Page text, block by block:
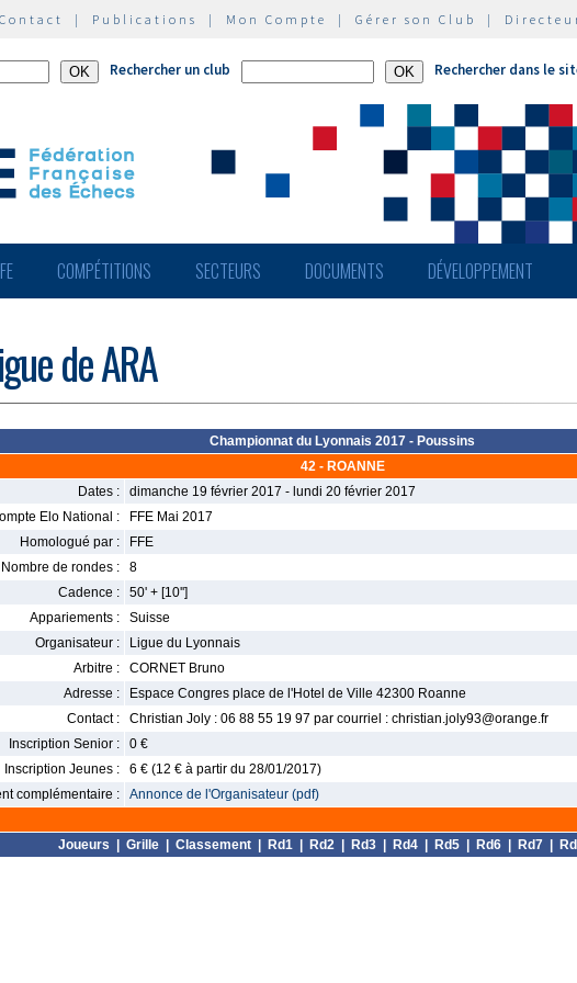
Contact | Publications | Mon Compte | Gérer son Club |
Rechercher un club Rechercher dans le
COMPÉTITIONS SECTEURS DOCUMENTS DÉVELOPPEMENT
de ARA
Championnat du Lyonnais 2017 - Poussins
42 - ROANNE
Dates :
dimanche 19 février 2017 - lundi 20 février 2017
Elo National :
FFE Mai 2017
Homologué par :
FFE
Nombre de rondes :
8
Cadence :
50' + [10'']
Appariements :
Suisse
Organisateur :
Ligue du Lyonnais
Arbitre :
CORNET Bruno
Adresse :
Espace Congres place de l'Hotel de Ville 42300 Roanne
Contact :
Christian Joly : 06 88 55 19 97 par courriel : christian.joly93@orange.fr
Inscription Senior :
0 €
Inscription Jeunes :
6 € (12 € à partir du 28/01/2017)
complémentaire :
Annonce de l'Organisateur (pdf)
Joueurs Grille| Classement| Rd1| Rd2| Rd3| Rd4| Rd5| Rd6| Rd7|